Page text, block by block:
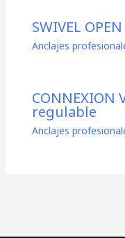
SWIVEL
Anclajes
CONNEXION
regulable
Anclajes